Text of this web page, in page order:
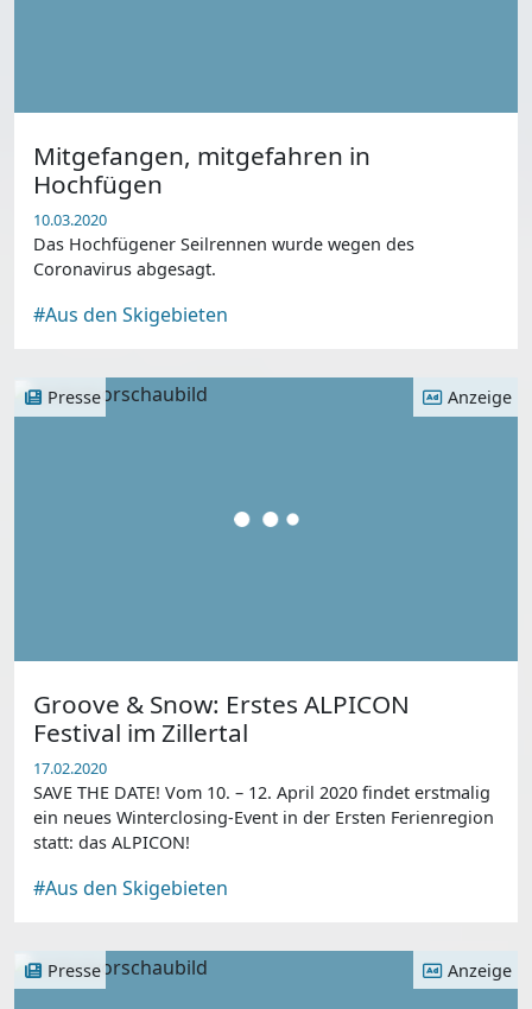
Mitgefangen, mitgefahren in
Hochfügen
10.03.2020
Das Hochfügener Seilrennen wurde wegen des
Coronavirus abgesagt.
#Aus den Skigebieten
Presse Anzeige
Groove & Snow: Erstes ALPICON
Festival im Zillertal
17.02.2020
SAVE THE DATE! Vom 10. – 12. April 2020 findet erstmalig
ein neues Winterclosing-Event in der Ersten Ferienregion
statt: das ALPICON!
#Aus den Skigebieten
Presse Anzeige